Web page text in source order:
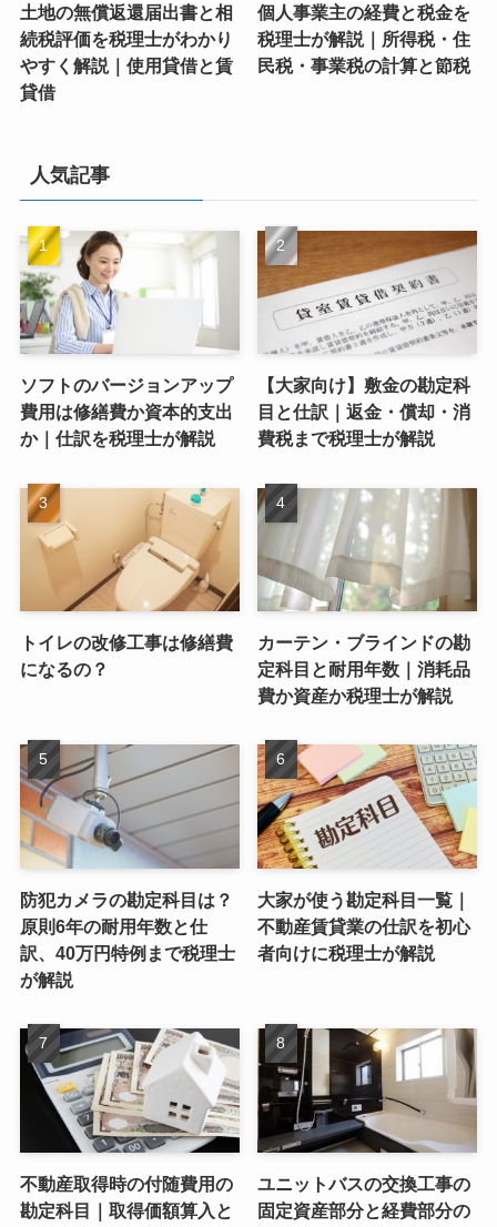
土地の無償返還届出書と相
続税評価を税理士がわかり
やすく解説｜使用貸借と賃
貸借
個人事業主の経費と税金を
税理士が解説｜所得税・住
民税・事業税の計算と節税
人気記事
ソフトのバージョンアップ
費用は修繕費か資本的支出
か｜仕訳を税理士が解説
【大家向け】敷金の勘定科
目と仕訳｜返金・償却・消
費税まで税理士が解説
トイレの改修工事は修繕費
になるの？
カーテン・ブラインドの勘
定科目と耐用年数｜消耗品
費か資産か税理士が解説
防犯カメラの勘定科目は？
原則6年の耐用年数と仕
訳、40万円特例まで税理士
が解説
大家が使う勘定科目一覧｜
不動産賃貸業の仕訳を初心
者向けに税理士が解説
不動産取得時の付随費用の
勘定科目｜取得価額算入と
ユニットバスの交換工事の
固定資産部分と経費部分の